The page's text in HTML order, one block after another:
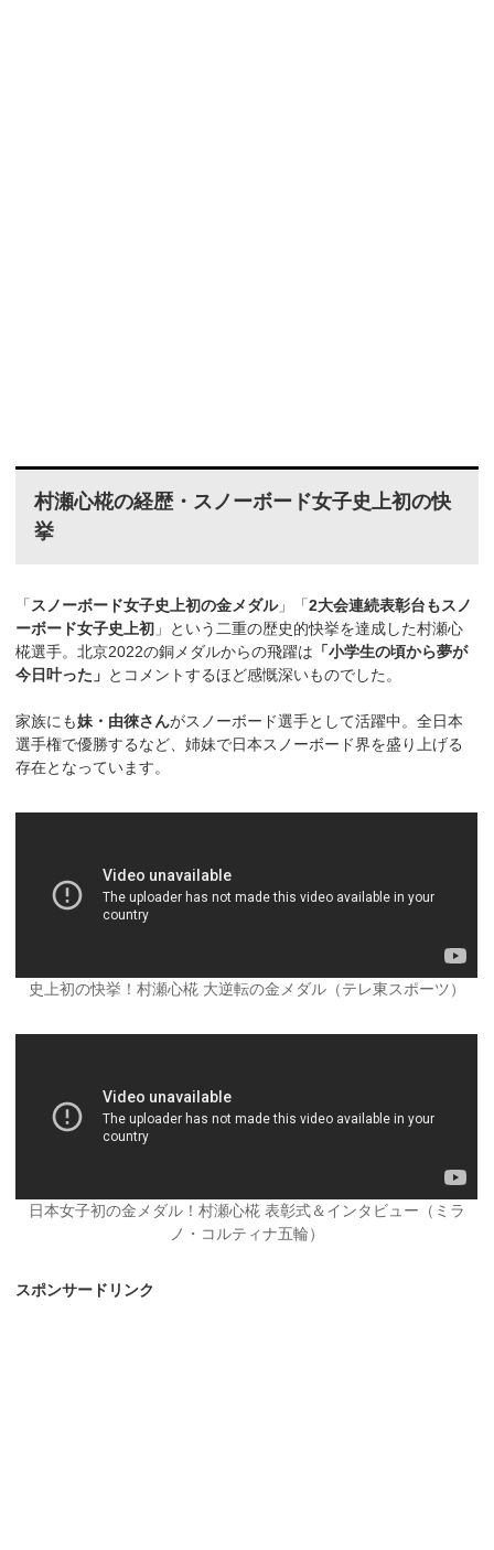
村瀬心椛の経歴・スノーボード女子史上初の快
挙
「スノーボード女子史上初の金メダル」「2大会連続表彰台もスノ
ーボード女子史上初 」という二重の歴史的快挙を達成した村瀬心
椛選手。北京2022の銅メダルからの飛躍は 「小学生の頃から夢が
今日叶った」 とコメントするほど感慨深いものでした。
家族にも妹・由徠さんがスノーボード選手として活躍中。全日本
選手権で優勝するなど、姉妹で日本スノーボード界を盛り上げる
存在となっています。
史上初の快挙！村瀬心椛 大逆転の金メダル（テレ東スポーツ）
日本女子初の金メダル！村瀬心椛 表彰式＆インタビュー（ミラ
ノ・コルティナ五輪）
スポンサードリンク